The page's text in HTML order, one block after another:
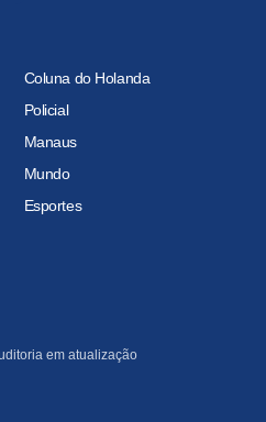
Coluna do Holanda
Policial
Manaus
Mundo
Esportes
em atualização